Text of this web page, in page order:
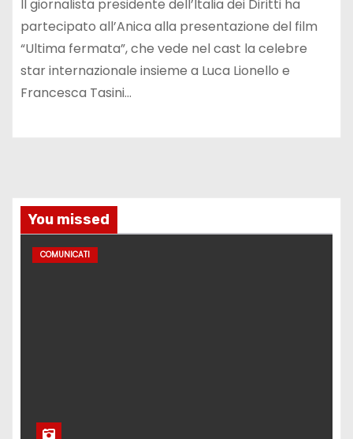
Il giornalista presidente dell’Italia dei Diritti ha
partecipato all’Anica alla presentazione del film
“Ultima fermata”, che vede nel cast la celebre
star internazionale insieme a Luca Lionello e
Francesca Tasini…
You missed
COMUNICATI